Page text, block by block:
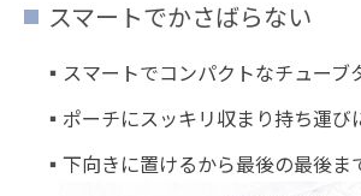
スマートでかさばらない
スマートでコンパクトなチューブ
ポーチにスッキリ収まり持ち運び
下向きに置けるから最後の最後ま